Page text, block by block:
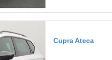
Cupra Ateca